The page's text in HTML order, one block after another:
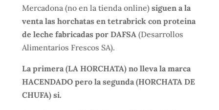
Mercadona (no en la tienda online) siguen a la
venta las horchatas en tetrabrick con proteina
de leche fabricadas por DAFSA (Desarrollos
Alimentarios Frescos SA).
La primera (LA HORCHATA) no lleva la marca
HACENDADO pero la segunda (HORCHATA DE
CHUFA) si.